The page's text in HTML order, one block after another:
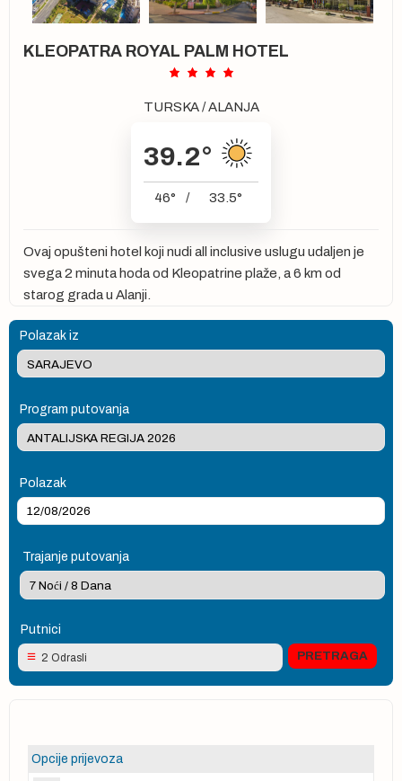
KLEOPATRA ROYAL PALM HOTEL
TURSKA/ALANJA
39.2°
46° / 33.5°
Ovaj opušteni hotel koji nudi all inclusive uslugu udaljen je
svega 2 minuta hoda od Kleopatrine plaže, a 6 km od
starog grada u Alanji.
Polazak iz
Program putovanja
Polazak
Trajanje putovanja
Putnici
2 Odrasli
Opcije prijevoza